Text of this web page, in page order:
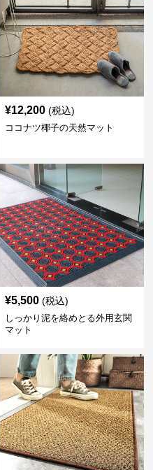
¥12,200 (税込)
ココナツ椰子の天然マット
¥5,500 (税込)
しっかり泥を絡めとる外用玄関
マット